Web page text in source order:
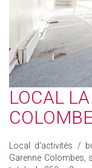
LOCAL
Local d'activités /
Garenne Colombes,